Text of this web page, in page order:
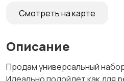
Смотреть на карте
Описание
Продам универсальный